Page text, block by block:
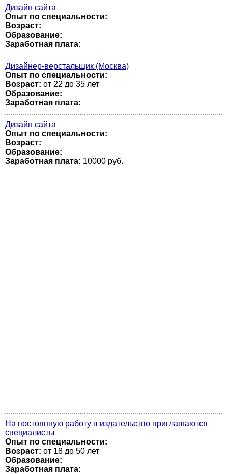
Дизайн сайта
Опыт по специальности:
Возраст:
Образование:
Заработная плата:
Дизайнер-верстальщик (Москва)
Опыт по специальности:
Возраст: от 22 до 35 лет
Образование:
Заработная плата:
Дизайн сайта
Опыт по специальности:
Возраст:
Образование:
Заработная плата: 10000 руб.
На постоянную работу в издательство приглашаются
специалисты
Опыт по специальности:
Возраст: от 18 до 50 лет
Образование:
Заработная плата: